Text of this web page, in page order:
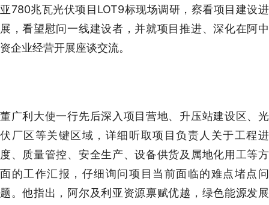
亚780兆瓦光伏项目LOT9标现场调研，察看项目建设进
展，看望慰问一线建设者，并就项目推进、深化在阿中
资企业经营开展座谈交流。
董广利大使一行先后深入项目营地、升压站建设区、光
伏厂区等关键区域，详细听取项目负责人关于工程进
度、质量管控、安全生产、设备供货及属地化用工等方
面的工作汇报，仔细询问项目当前面临的难点堵点问
题。他指出，阿尔及利亚资源禀赋优越，绿色能源发展